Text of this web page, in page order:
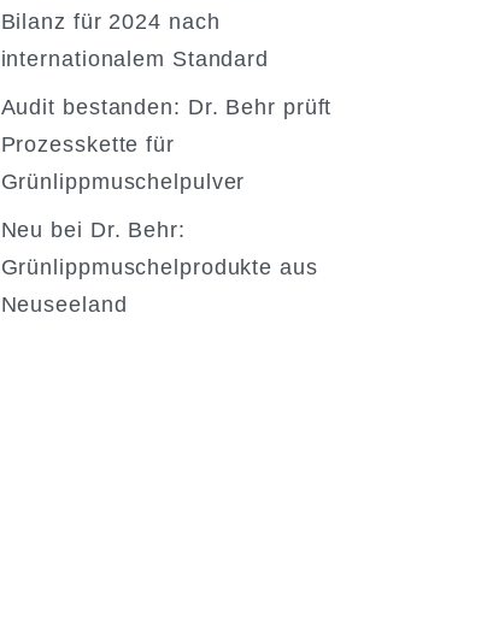
Bilanz für 2024 nach
internationalem Standard
Audit bestanden: Dr. Behr prüft
Prozesskette für
Grünlippmuschelpulver
Neu bei Dr. Behr:
Grünlippmuschelprodukte aus
Neuseeland